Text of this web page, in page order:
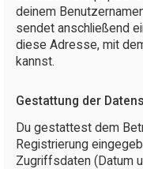
deinem
sendet anschließend
diese Adresse, mit
kannst.
Gestattung der
Du gestattest dem
Registrierung
Zugriffsdaten (Datum